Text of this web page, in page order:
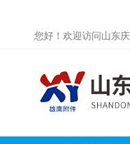
您好！欢迎访问山东